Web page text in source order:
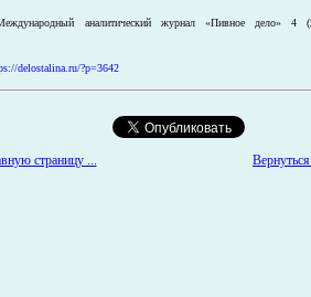
аналитический журнал «Пивное дело» 4
delostalina.ru/?p=3642